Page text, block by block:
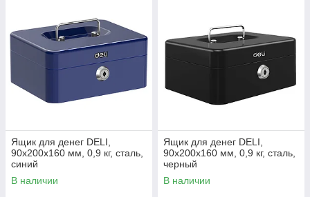
Ящик для денег DELI,
90х200х160 мм, 0,9 кг, сталь,
синий
В наличии
Ящик для денег DELI,
90х200х160 мм, 0,9 кг, сталь,
черный
В наличии